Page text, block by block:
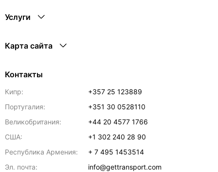
Услуги
Карта сайта
Контакты
Кипр:
+357 25 123889
Португалия:
+351 30 0528110
Великобритания:
+44 20 4577 1766
США:
+1 302 240 28 90
Республика Армения:
+ 7 495 1453514
Эл. почта:
info@gettransport.com